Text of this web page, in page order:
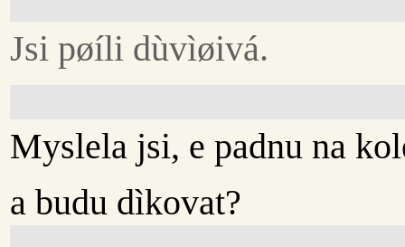
Jsi pøíli dùvìøivá.
Myslela jsi, e padnu na
a budu dìkovat?